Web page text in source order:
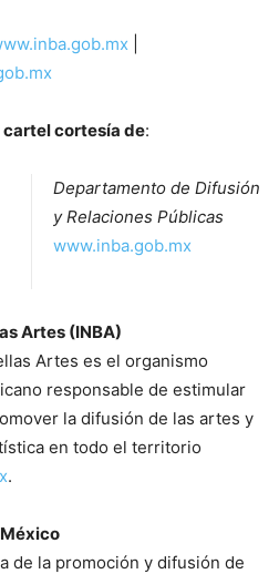
cortesía de:
Departamento de Difusión
y Relaciones Públicas
www.inba.gob.mx
Artes (INBA)
Artes es el organismo
responsable de estimular
la difusión de las artes y
en todo el territorio
.
de la promoción y difusión de